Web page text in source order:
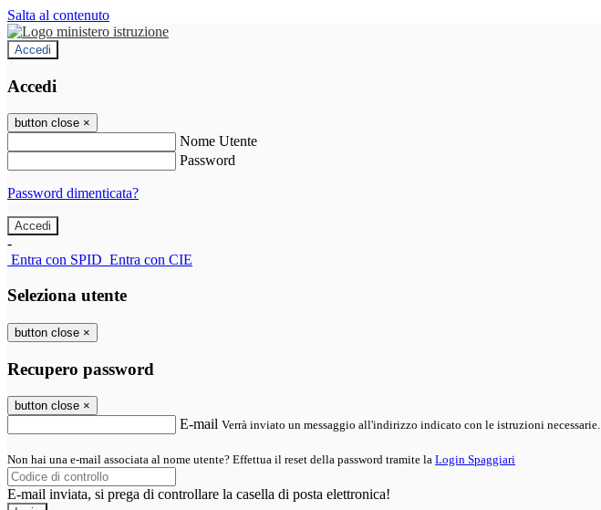
Salta al contenuto
Accedi
Accedi
button close ×
Nome Utente
Password
Password dimenticata?
-
Entra con SPID Entra con CIE
Seleziona utente
button close ×
Recupero password
button close ×
E-mail Verrà inviato un messaggio all'indirizzo indicato con le istruzioni necessarie.
Non hai una e-mail associata al nome utente? Effettua il reset della password tramite la Login Spaggiari
E-mail inviata, si prega di controllare la casella di posta elettronica!